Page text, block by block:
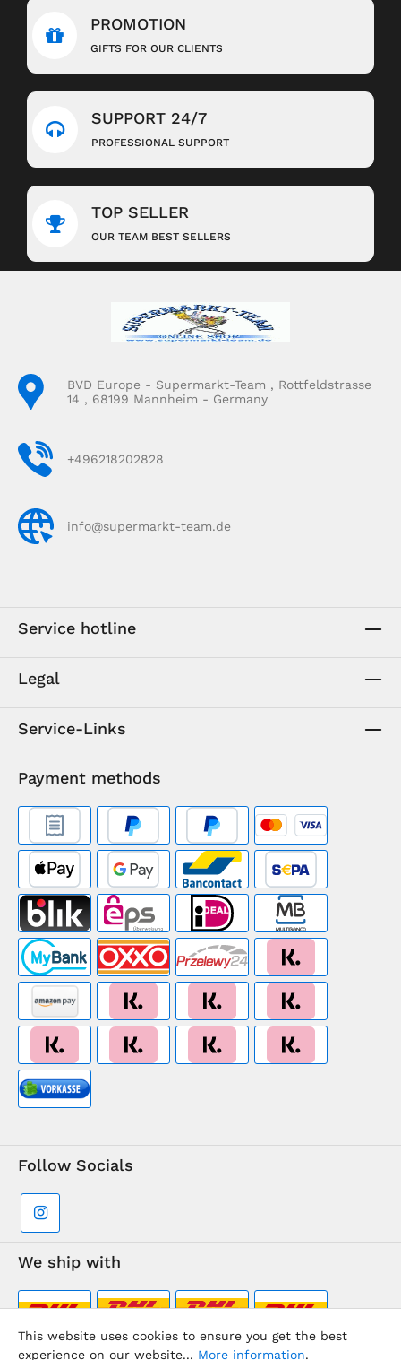
PROMOTION
GIFTS FOR OUR CLIENTS
SUPPORT 24/7
PROFESSIONAL SUPPORT
TOP SELLER
OUR TEAM BEST SELLERS
BVD Europe - Supermarkt-Team , Rottfeldstrasse
14 , 68199 Mannheim - Germany
+496218202828
info@supermarkt-team.de
Service hotline
Legal
Service-Links
Payment methods
Follow Socials
We ship with
This website uses cookies to ensure you get the best
experience on our website... More information.